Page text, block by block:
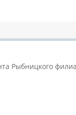
Рыбницкого